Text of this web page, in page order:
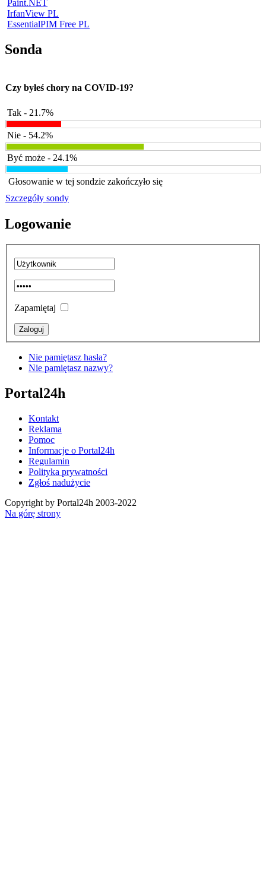
Paint.NET
IrfanView PL
EssentialPIM Free PL
Sonda
Czy byłeś chory na COVID-19?
Tak - 21.7%
Nie - 54.2%
Być może - 24.1%
Głosowanie w tej sondzie zakończyło się
Szczegóły sondy
Logowanie
Zapamiętaj
Nie pamiętasz hasła?
Nie pamiętasz nazwy?
Portal24h
Kontakt
Reklama
Pomoc
Informacje o Portal24h
Regulamin
Polityka prywatności
Zgłoś nadużycie
Copyright by Portal24h 2003-2022
Na górę strony